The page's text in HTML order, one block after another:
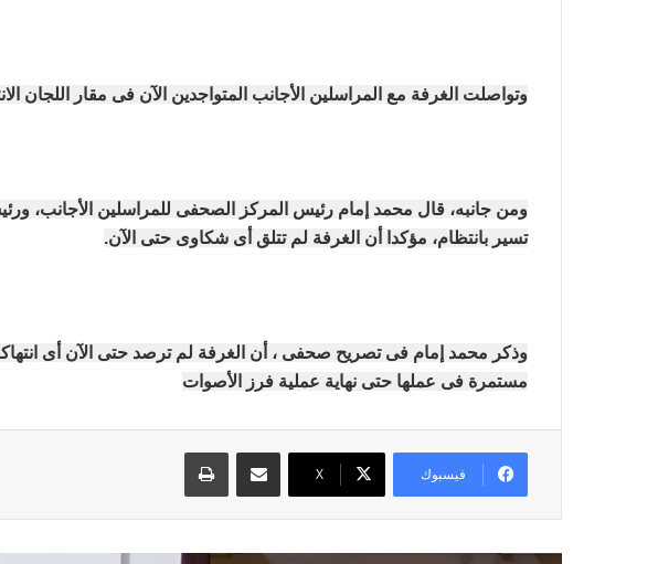
وتواصلت الغرفة مع المراسلين الأجانب المتواجدين الآن فى مقار اللجان
ومن جانبه، قال محمد إمام رئيس المركز الصحفى للمراسلين الأجانب، ورئيس
تسير بانتظام، مؤكدا أن الغرفة لم تتلق أى شكاوى حتى الآن.
وذكر محمد إمام فى تصريح صحفى ، أن الغرفة لم ترصد حتى الآن أى
مستمرة فى عملها حتى نهاية عملية فرز الأصوات
فيسبوك X
مشاركة عبر البريد طباعة